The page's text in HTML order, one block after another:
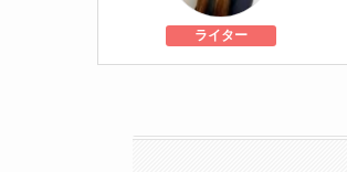
ライター